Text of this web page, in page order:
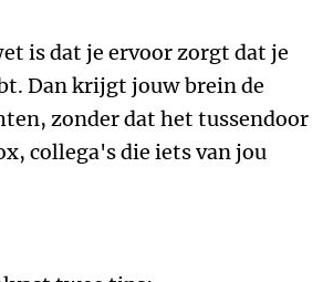
is dat je ervoor zorgt dat je
Dan krijgt jouw brein de
zonder dat het tussendoor
collega's die iets van jou